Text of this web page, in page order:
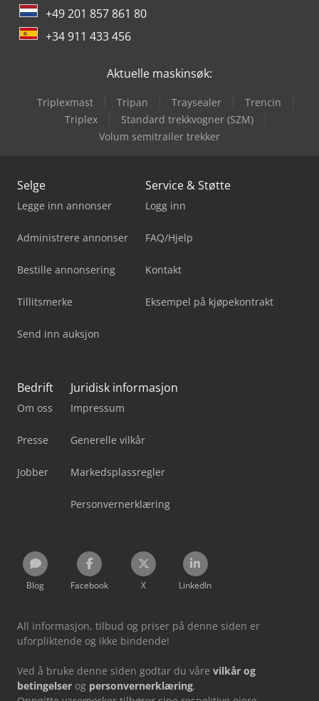
+49 201 857 861 80
+34 911 433 456
Aktuelle maskinsøk:
Triplexmast Tripan Traysealer
Trencin
Triplex
Standard trekkvogner (SZM)
Volum semitrailer trekker
Selge
Legge inn annonser
Administrere annonser
Bestille annonsering
Tillitsmerke
Send inn auksjon
Service & Støtte
Logg inn
FAQ/Hjelp
Kontakt
Eksempel på kjøpekontrakt
Bedrift
Om oss
Presse
Jobber
Juridisk informasjon
Impressum
Generelle vilkår
Markedsplassregler
Personvernerklæring
Blog Facebook X LinkedIn
All informasjon, tilbud og priser på denne siden er
uforpliktende og ikke bindende!
Ved å bruke denne siden godtar du våre vilkår og
betingelser og personvernerklæring.